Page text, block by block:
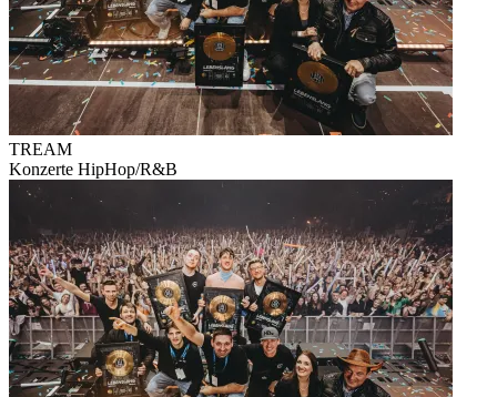
TREAM
Konzerte HipHop/R&B